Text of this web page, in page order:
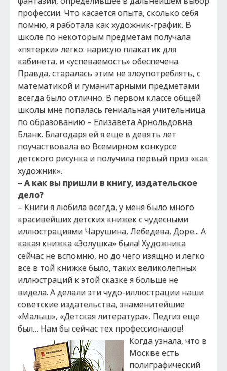
профессии. Что касается опыта, сколько себя
помню, я работала как художник-график. В
школе по некоторым предметам получала
«пятерки» легко: нарисую плакатик для
кабинета, и «успеваемость» обеспечена.
Правда, старалась этим не злоупотреблять, с
математикой и гуманитарными предметами
всегда было отлично. В первом классе общей
школы мне попалась гениальная учительница
по образованию – Елизавета Арнольдовна
Бланк. Благодаря ей я еще в девять лет
поучаствовала во Всемирном конкурсе
детского рисунка и получила первый приз «как
художник».
– А как вы пришли в книгу, издательское
дело?
– Книги я любила всегда, у меня было много
красивейших детских книжек с чудесными
иллюстрациями Чарушина, Лебедева, Доре... А
какая книжка «Золушка» была! Художника
сейчас не вспомню, но до чего изящно и легко
все в той книжке было, таких великолепных
иллюстраций к этой сказке я больше не
видела. А делали эти чудо-иллюстрации наши
советские издательства, знаменитейшие
«Малыш», «Детская литература», Педгиз еще
был… Нам бы сейчас тех профессионалов!
Когда узнала, что в
Москве есть
полиграфический